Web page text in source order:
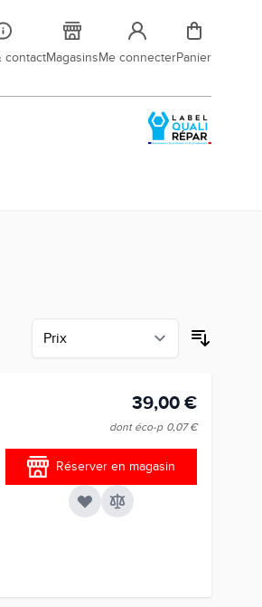
contactMagasinsMe connecterPanier
39,00 €
dont éco-p 0,07 €
Réserver en magasin